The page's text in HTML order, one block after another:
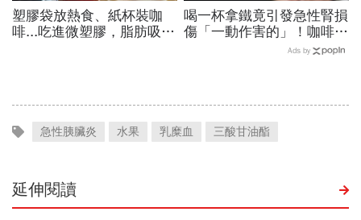
塑膠袋放熱食、紙杯裝咖
啡...吃進微塑膠，脂肪吸收
喝一杯拿鐵竟引發急性腎損
傷「一動作害的」！咖啡冰
冰箱可以放多久？醫：含奶
Ads by
急性胰臟炎 水果 乳糜血 三酸甘油酯
延伸閱讀